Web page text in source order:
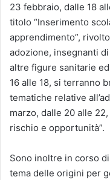
23 febbraio, dalle 18
titolo “Inserimento
apprendimento”,
adozione, insegnanti
altre figure sanitarie
16 alle 18, si terranno
tematiche relative
marzo, dalle 20 alle
rischio e opportunità”.
Sono inoltre in corso
tema delle origini per